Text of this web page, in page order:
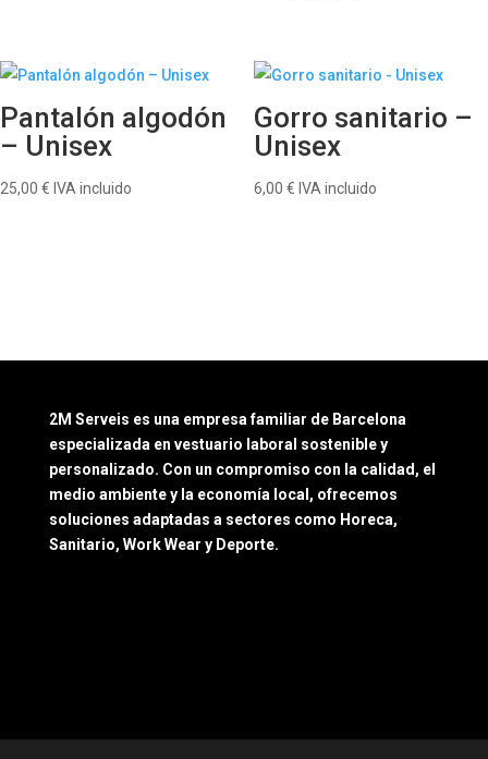
Pantalón algodón
– Unisex
25,00 € IVA incluido
Gorro sanitario –
Unisex
6,00 € IVA incluido
2M Serveis es una empresa familiar de Barcelona
especializada en vestuario laboral sostenible y
personalizado. Con un compromiso con la calidad, el
medio ambiente y la economía local, ofrecemos
soluciones adaptadas a sectores como Horeca,
Sanitario, Work Wear y Deporte.